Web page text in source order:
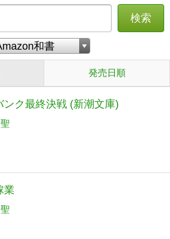
検索
発売日順
ンク最終決戦 (新潮文庫)
業